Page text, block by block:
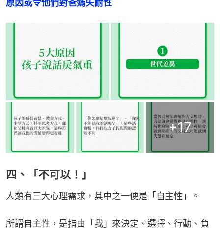
原因或令他們對爸媽失耐性
+17
四、「不可以！」
人類有三大心理需求，其中之一便是「自主性」。
所謂自主性，是指由「我」來決定、選擇、行動、負